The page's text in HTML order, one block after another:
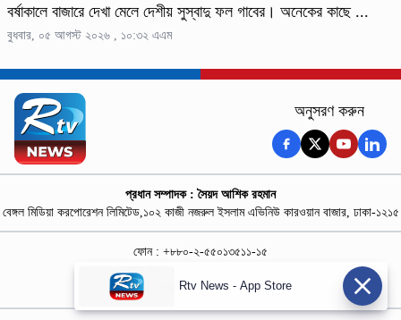
বর্ষাকালে বাজারে দেখা মেলে দেশীয় সুস্বাদু ফল গাবের। অনেকের কাছে ...
বুধবার, ০৫ আগস্ট ২০২৬ , ১০:৩২ এএম
অনুসরণ করুন
প্রধান সম্পাদক : সৈয়দ আশিক রহমান
বেঙ্গল মিডিয়া করপোরেশন লিমিটেড,১০২ কাজী নজরুল ইসলাম এভিনিউ কারওয়ান বাজার, ঢাকা-১২১৫
ফোন : +৮৮০-২-৫৫০১৩৫১১-১৫
নিউজ রুম : +৮৮০-১৮৭৮১৮৪৩৬৯-৭০
বিজ্ঞাপন :
rtvdigitalad@gmail.com
Rtv News - App Store